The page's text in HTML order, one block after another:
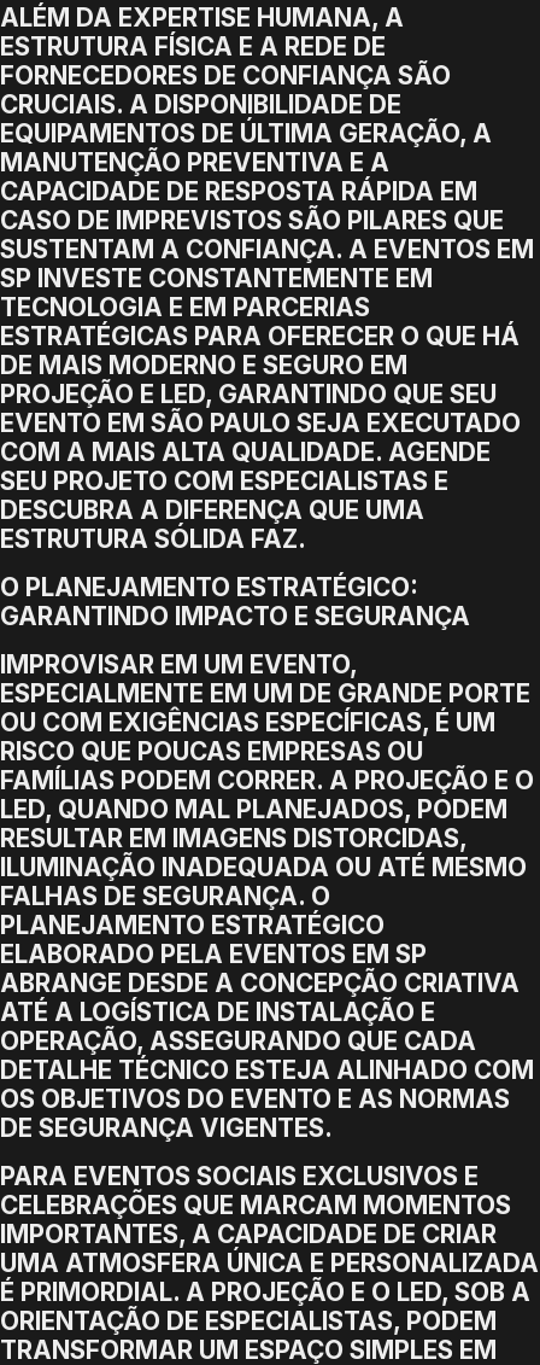
ALÉM DA EXPERTISE HUMANA, A
ESTRUTURA FÍSICA E A REDE DE
FORNECEDORES DE CONFIANÇA SÃO
CRUCIAIS. A DISPONIBILIDADE DE
EQUIPAMENTOS DE ÚLTIMA GERAÇÃO, A
MANUTENÇÃO PREVENTIVA E A
CAPACIDADE DE RESPOSTA RÁPIDA EM
CASO DE IMPREVISTOS SÃO PILARES QUE
SUSTENTAM A CONFIANÇA. A EVENTOS EM
SP INVESTE CONSTANTEMENTE EM
TECNOLOGIA E EM PARCERIAS
ESTRATÉGICAS PARA OFERECER O QUE HÁ
DE MAIS MODERNO E SEGURO EM
PROJEÇÃO E LED, GARANTINDO QUE SEU
EVENTO EM SÃO PAULO SEJA EXECUTADO
COM A MAIS ALTA QUALIDADE. AGENDE
SEU PROJETO COM ESPECIALISTAS E
DESCUBRA A DIFERENÇA QUE UMA
ESTRUTURA SÓLIDA FAZ.
O PLANEJAMENTO ESTRATÉGICO:
GARANTINDO IMPACTO E SEGURANÇA
IMPROVISAR EM UM EVENTO,
ESPECIALMENTE EM UM DE GRANDE PORTE
OU COM EXIGÊNCIAS ESPECÍFICAS, É UM
RISCO QUE POUCAS EMPRESAS OU
FAMÍLIAS PODEM CORRER. A PROJEÇÃO E O
LED, QUANDO MAL PLANEJADOS, PODEM
RESULTAR EM IMAGENS DISTORCIDAS,
ILUMINAÇÃO INADEQUADA OU ATÉ MESMO
FALHAS DE SEGURANÇA. O
PLANEJAMENTO ESTRATÉGICO
ELABORADO PELA EVENTOS EM SP
ABRANGE DESDE A CONCEPÇÃO CRIATIVA
ATÉ A LOGÍSTICA DE INSTALAÇÃO E
OPERAÇÃO, ASSEGURANDO QUE CADA
DETALHE TÉCNICO ESTEJA ALINHADO COM
OS OBJETIVOS DO EVENTO E AS NORMAS
DE SEGURANÇA VIGENTES.
PARA EVENTOS SOCIAIS EXCLUSIVOS E
CELEBRAÇÕES QUE MARCAM MOMENTOS
IMPORTANTES, A CAPACIDADE DE CRIAR
UMA ATMOSFERA ÚNICA E PERSONALIZADA
É PRIMORDIAL. A PROJEÇÃO E O LED, SOB A
ORIENTAÇÃO DE ESPECIALISTAS, PODEM
TRANSFORMAR UM ESPAÇO SIMPLES EM